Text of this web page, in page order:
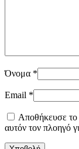
Όνομα *
Email *
Αποθήκευσε το
αυτόν τον πλοηγό